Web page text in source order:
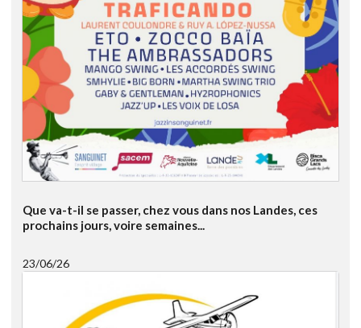
Que va-t-il se passer, chez vous dans nos Landes, ces
prochains jours, voire semaines...
23/06/26